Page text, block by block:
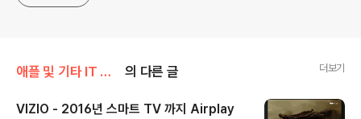
애플 및 기타 IT 소식/기타 IT 소식 의 다른 글 더보기
VIZIO - 2016년 스마트 TV 까지 Airplay